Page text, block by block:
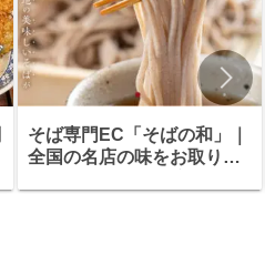
そば専門EC「そばの和」｜
全国の名店の味をお取り寄